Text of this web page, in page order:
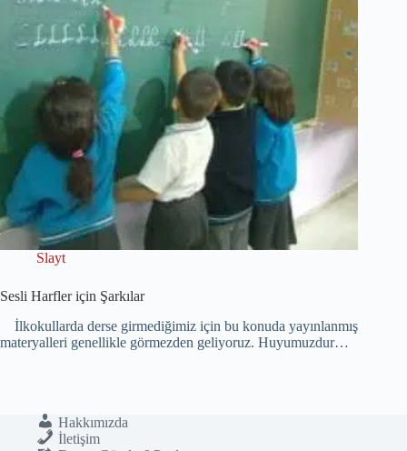
Slayt
Sesli Harfler için Şarkılar
İlkokullarda derse girmediğimiz için bu konuda yayınlanmış
materyalleri genellikle görmezden geliyoruz. Huyumuzdur…
Hakkımızda
İletişim